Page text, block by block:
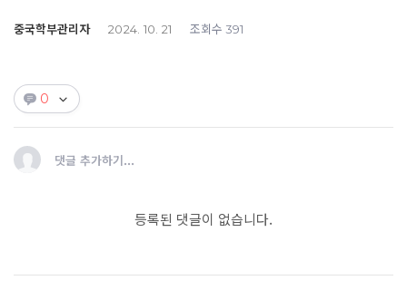
중국학부관리자 2024. 10. 21 조회수 391
0
댓글 추가하기...
등록된 댓글이 없습니다.